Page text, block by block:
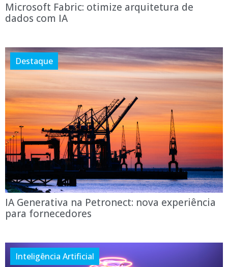
Microsoft Fabric: otimize arquitetura de
dados com IA
Destaque
IA Generativa na Petronect: nova experiência
para fornecedores
Inteligência Artificial